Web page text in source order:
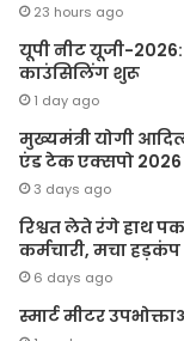
23 hours ago
यूपी नीट यूजी-
काउंसिलिंग शुरू
1 day ago
मुख्यमंत्री योगी
एंड टेक एक्सपो
3 days ago
रिश्वत लेते रंगे हाथ
कर्मचारी, मचा हड़कंप
6 days ago
स्मार्ट मीटर